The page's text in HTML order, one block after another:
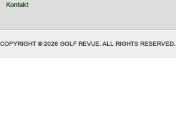
Kontakt
COPYRIGHT © 2026 GOLF REVUE. ALL RIGHTS RESERVED.